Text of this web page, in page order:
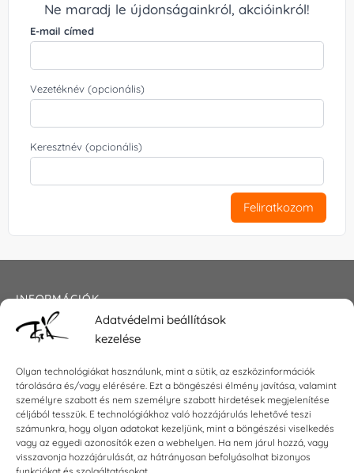
Adatvédelmi beállítások
kezelése
Olyan technológiákat használunk, mint a sütik, az eszközinformációk
tárolására és/vagy elérésére. Ezt a böngészési élmény javítása, valamint
személyre szabott és nem személyre szabott hirdetések megjelenítése
céljából tesszük. E technológiákhoz való hozzájárulás lehetővé teszi
számunkra, hogy olyan adatokat kezeljünk, mint a böngészési viselkedés
vagy az egyedi azonosítók ezen a webhelyen. Ha nem járul hozzá, vagy
visszavonja hozzájárulását, az hátrányosan befolyásolhat bizonyos
Ne maradj le újdonságainkról, akcióinkról!
E-mail címed
Vezetéknév (opcionális)
Keresztnév (opcionális)
Feliratkozom
INFORMÁCIÓK
Általános szerződési feltételek
Impresszum
KAPCSOLAT
E-mail:shop@torokszilvi.com